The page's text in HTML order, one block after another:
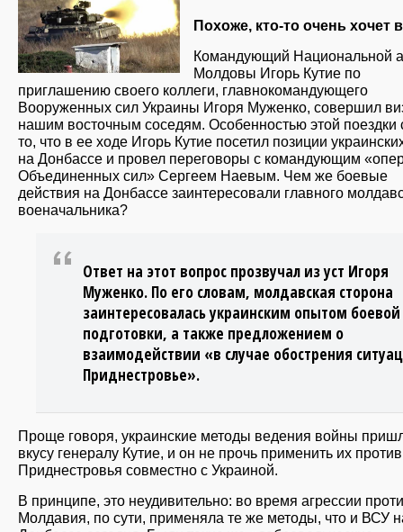
Похоже, кто-то очень хочет
Командующий Национальной
Молдовы Игорь Кутие по
приглашению своего коллеги, главнокомандующего
Вооруженных сил Украины Игоря Муженко, совершил
нашим восточным соседям. Особенностью этой поездки
то, что в ее ходе Игорь Кутие посетил позиции
на Донбассе и провел переговоры с командующим
Объединенных сил» Сергеем Наевым. Чем же боевые
действия на Донбассе заинтересовали главного
военачальника?
Ответ на этот вопрос прозвучал из уст Игоря
Муженко. По его словам, молдавская сторона
заинтересовалась украинским опытом боевой
подготовки, а также предложением о
взаимодействии «в случае обострения
Приднестровье».
Проще говоря, украинские методы ведения войны
вкусу генералу Кутие, и он не прочь применить их против
Приднестровья совместно с Украиной.
В принципе, это неудивительно: во время агрессии
Молдавия, по сути, применяла те же методы, что и ВСУ